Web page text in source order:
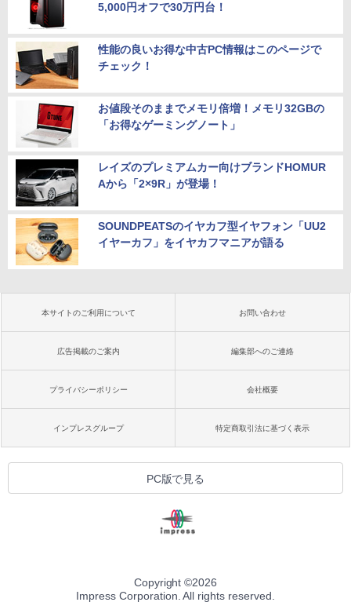
5,000円オフで30万円台！
性能の良いお得な中古PC情報はこのページで
チェック！
お値段そのままでメモリ倍増！メモリ32GBの
「お得なゲーミングノート」
レイズのプレミアムカー向けブランドHOMUR
Aから「2×9R」が登場！
SOUNDPEATSのイヤカフ型イヤフォン「UU2
イヤーカフ」をイヤカフマニアが語る
本サイトのご利用について お問い合わせ
広告掲載のご案内 編集部へのご連絡
プライバシーポリシー 会社概要
インプレスグループ 特定商取引法に基づく表示
PC版で見る
Copyright ©2026
Impress Corporation. All rights reserved.